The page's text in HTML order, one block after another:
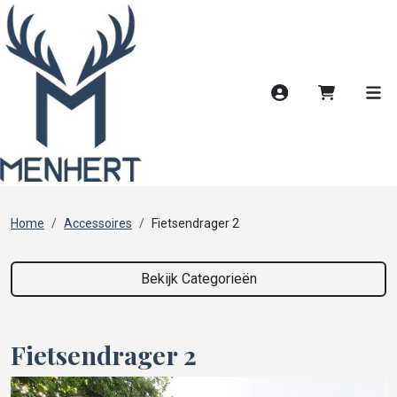
Account
Home Accessoires Fietsendrager 2
Bekijk Categorieën
Fietsendrager 2